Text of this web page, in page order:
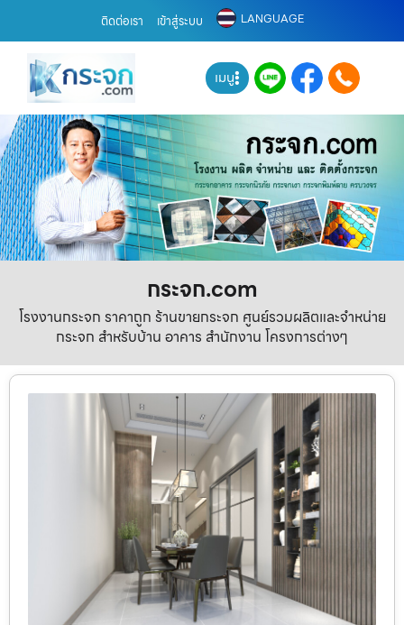
ติดต่อเรา เข้าสู่ระบบ LANGUAGE
เมนู
กระจก.com
โรงงานกระจก ราคาถูก ร้านขายกระจก ศูนย์รวมผลิตและจำหน่าย
กระจก สำหรับบ้าน อาคาร สำนักงาน โครงการต่างๆ